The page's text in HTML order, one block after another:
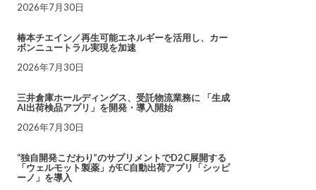
2026年7月30日
椿本チエイン／再生可能エネルギーを活用し、カー
ボンニュートラル実現を加速
2026年7月30日
三井倉庫ホールディングス、受託物流業務に 「生成
AI出荷検品アプリ」を開発・導入開始
2026年7月30日
“独自開発こだわり”のサプリメントでD2C展開する
「ウェルモット製薬」がEC自動出荷アプリ「シッピ
ーノ」を導入